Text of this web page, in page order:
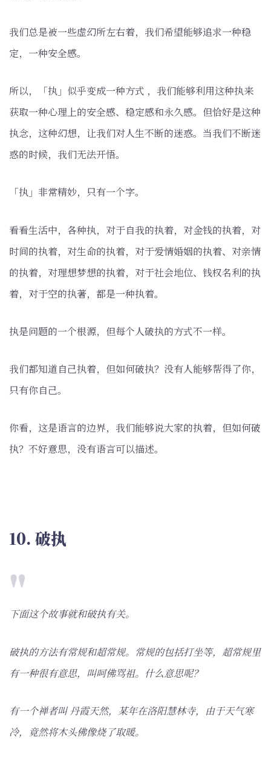
我们总是被一些虚幻所左右着，我们希望能够追求一种稳
定，一种安全感。
所以，「执」似乎变成一种方式 ，我们能够利用这种执来
获取一种心理上的安全感、稳定感和永久感。但恰好是这种
执念，这种幻想，让我们对人生不断的迷惑。当我们不断迷
惑的时候，我们无法开悟。
「执」非常精妙，只有一个字。
看看生活中，各种执，对于自我的执着，对金钱的执着，对
时间的执着，对生命的执着，对于爱情婚姻的执着、对亲情
的执着，对理想梦想的执着，对于社会地位、钱权名利的执
着，对于空的执著，都是一种执着。
执是问题的一个根源，但每个人破执的方式不一样。
我们都知道自己执着，但如何破执？没有人能够帮得了你，
只有你自己。
你看，这是语言的边界，我们能够说大家的执着，但如何破
执？不好意思，没有语言可以描述。
10. 破执
下面这个故事就和破执有关。
破执的方法有常规和超常规。常规的包括打坐等，超常规里
有一种很有意思，叫呵佛骂祖。什么意思呢？
有一个禅者叫 丹霞天然，某年在洛阳慧林寺，由于天气寒
冷，竟然将木头佛像烧了取暖。